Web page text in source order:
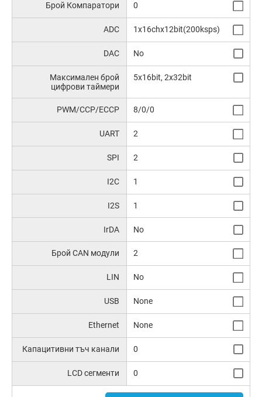
Брой Компаратори 0
ADC 1x16chx12bit(200ksps)
DAC No
Максимален брой
цифрови таймери
5x16bit, 2x32bit
PWM/CCP/ECCP 8/0/0
UART 2
SPI 2
I2C 1
I2S 1
IrDA No
Брой CAN модули 2
LIN No
USB None
Ethernet None
Капацитивни тъч канали 0
LCD сегменти 0